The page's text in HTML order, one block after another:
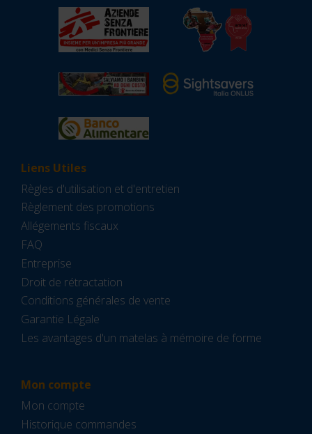
Liens Utiles
Règles d'utilisation et d'entretien
Règlement des promotions
Allégements fiscaux
FAQ
Entreprise
Droit de rétractation
Conditions générales de vente
Garantie Légale
Les avantages d'un matelas à mémoire de forme
Mon compte
Mon compte
Historique commandes